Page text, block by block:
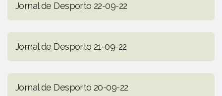
Jornal de Desporto 22-09-22
Jornal de Desporto 21-09-22
Jornal de Desporto 20-09-22